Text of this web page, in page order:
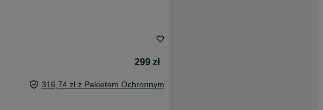
299 zł
316,74 zł z Pakietem Ochronnym